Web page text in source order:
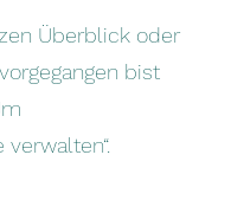
Überblick oder
bist